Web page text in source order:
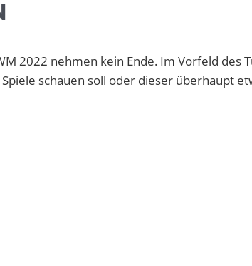
2022 nehmen kein Ende. Im Vorfeld
schauen soll oder dieser überhaupt